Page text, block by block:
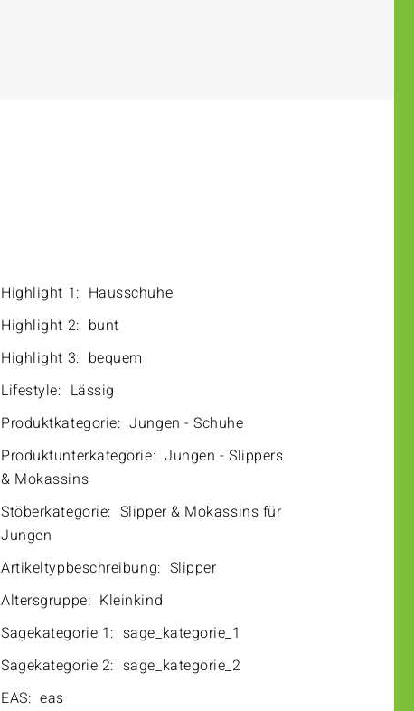
Highlight 1: Hausschuhe
Highlight 2: bunt
Highlight 3: bequem
Lifestyle: Lässig
Produktkategorie: Jungen - Schuhe
Produktunterkategorie: Jungen - Slippers
& Mokassins
Stöberkategorie: Slipper & Mokassins für
Jungen
Artikeltypbeschreibung: Slipper
Altersgruppe: Kleinkind
Sagekategorie 1: sage_kategorie_1
Sagekategorie 2: sage_kategorie_2
EAS: eas